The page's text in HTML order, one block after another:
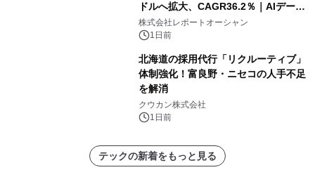
ドルへ拡大、CAGR36.2％｜AIデータ
センター・高速光通信需要が成長を加
速
株式会社レポートオーシャン
1日前
北海道の採用代行「リクルーティブ」
体制強化！富良野・ニセコの人手不足
を解消
クウカン株式会社
1日前
テックの新着をもっと見る